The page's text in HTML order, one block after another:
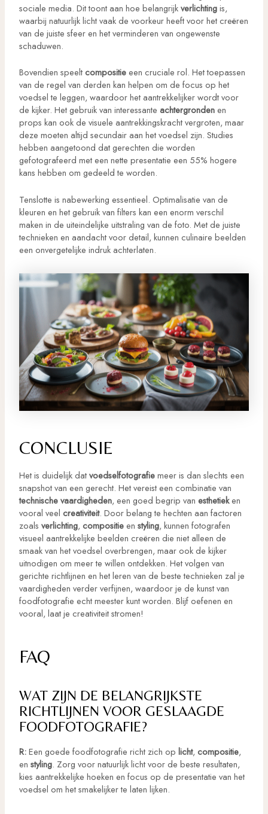
sociale media. Dit toont aan hoe belangrijkverlichtingis,
waarbij natuurlijk licht vaak de voorkeur heeft voor het creëren
van de juiste sfeer en het verminderen van ongewenste
schaduwen.
Bovendien speeltcompositieeen cruciale rol. Het toepassen
van de regel van derden kan helpen om de focus op het
voedsel te leggen, waardoor het aantrekkelijker wordt voor
de kijker. Het gebruik van interessante achtergrondenen
props kan ook de visuele aantrekkingskracht vergroten, maar
deze moeten altijd secundair aan het voedsel zijn. Studies
hebben aangetoond dat gerechten die worden
gefotografeerd met een nette presentatie een 55% hogere
kans hebben om gedeeld te worden.
Tenslotte is nabewerking essentieel. Optimalisatie van de
kleuren en het gebruik van filters kan een enorm verschil
maken in de uiteindelijke uitstraling van de foto. Met de juiste
technieken en aandacht voor detail, kunnen culinaire beelden
een onvergetelijke indruk achterlaten.
CONCLUSIE
Het is duidelijk datvoedselfotografiemeer is dan slechts een
snapshot van een gerecht. Het vereist een combinatie van
technische vaardigheden, een goed begrip van esthetieken
vooral veel creativiteit. Door belang te hechten aan factoren
zoals verlichting, compositieen styling, kunnen fotografen
visueel aantrekkelijke beelden creëren die niet alleen de
smaak van het voedsel overbrengen, maar ook de kijker
uitnodigen om meer te willen ontdekken. Het volgen van
gerichte richtlijnen en het leren van de beste technieken zal je
vaardigheden verder verfijnen, waardoor je de kunst van
foodfotografie echt meester kunt worden. Blijf oefenen en
vooral, laat je creativiteit stromen!
FAQ
WAT ZIJN DE BELANGRIJKSTE
RICHTLIJNEN VOOR GESLAAGDE
FOODFOTOGRAFIE?
R:Een goede foodfotografie richt zich op licht, compositie,
en styling. Zorg voor natuurlijk licht voor de beste resultaten,
kies aantrekkelijke hoeken en focus op de presentatie van het
voedsel om het smakelijker te laten lijken.